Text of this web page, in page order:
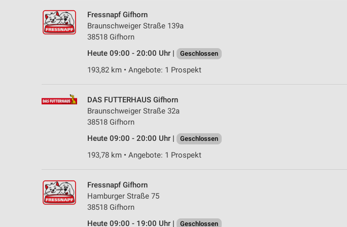
Fressnapf Gifhorn
Braunschweiger Straße 139a
38518 Gifhorn
Heute 09:00 - 20:00 Uhr |
Geschlossen
193,82 km • Angebote: 1 Prospekt
DAS FUTTERHAUS Gifhorn
Braunschweiger Straße 32a
38518 Gifhorn
Heute 09:00 - 20:00 Uhr |
Geschlossen
193,78 km • Angebote: 1 Prospekt
Fressnapf Gifhorn
Hamburger Straße 75
38518 Gifhorn
Heute 09:00 - 19:00 Uhr |
Geschlossen